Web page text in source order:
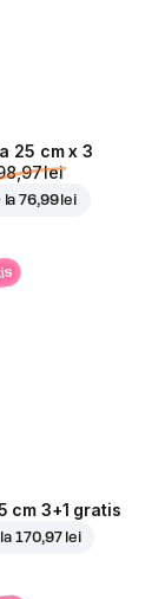
25 cm x 3
lei
la76,99 lei
cm 3+1 gratis
170,97 lei